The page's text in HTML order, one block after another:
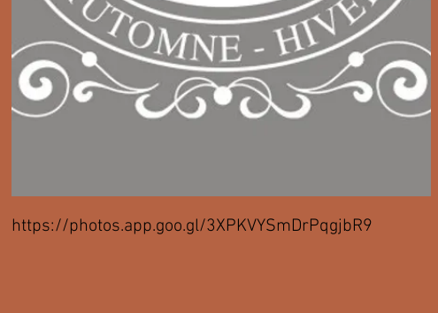
https://photos.app.goo.gl/3XPKVYSmDrPqgjbR9